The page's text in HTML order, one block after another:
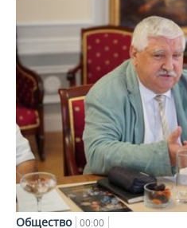
Общество 00:00